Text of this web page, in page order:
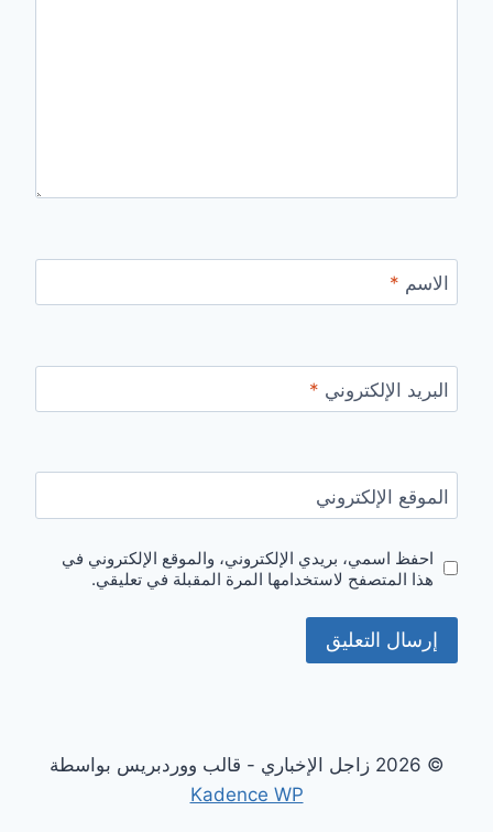
الاسم *
البريد الإلكتروني *
الموقع الإلكتروني
احفظ اسمي، بريدي الإلكتروني، والموقع الإلكتروني في
هذا المتصفح لاستخدامها المرة المقبلة في تعليقي.
© 2026 زاجل الإخباري - قالب ووردبريس بواسطة
Kadence WP